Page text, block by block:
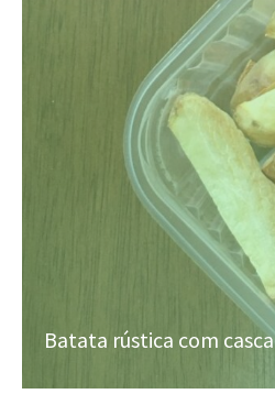
Batata rústica com casca